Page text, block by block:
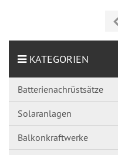
KATEGORIEN
Batterienachrüstsätze
Solaranlagen
Balkonkraftwerke